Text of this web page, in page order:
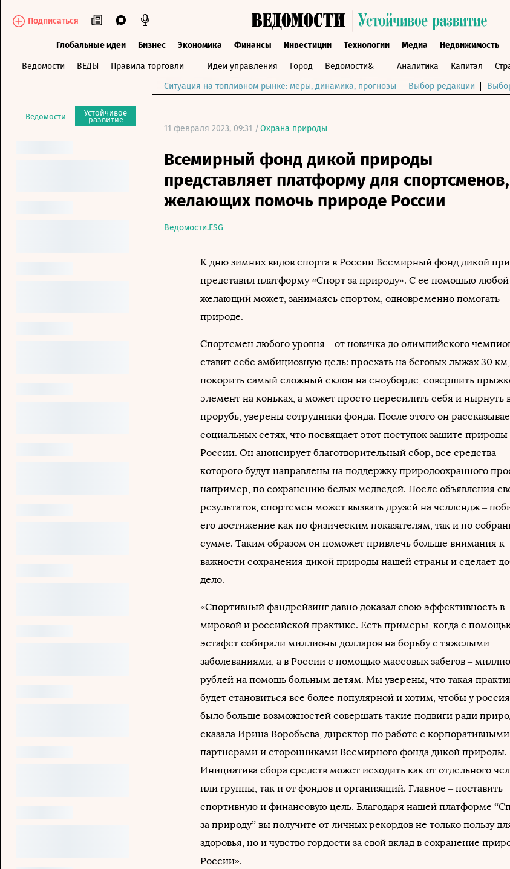
Подписаться
Глобальные идеи Бизнес Экономика Финансы Инвестиции Технологии Медиа Недвижимость
Ведомости ВЕДЫ Правила торговли Идеи управления Город Ведомости& Аналитика Капитал
Ведомости Устойчивое
развитие
Ситуация на топливном рынке: меры, динамика, прогнозы Выбор редакции
11 февраля 2023, 09:31 /Охрана природы
Всемирный фонд дикой природы
представляет платформу для спортсменов,
желающих помочь природе России
Ведомости.ESG
К дню зимних видов спорта в России Всемирный фонд дикой
представил платформу «Спорт за природу». С ее помощью любой
желающий может, занимаясь спортом, одновременно помогать
природе.
Спортсмен любого уровня – от новичка до олимпийского
ставит себе амбициозную цель: проехать на беговых лыжах 30 км,
покорить самый сложный склон на сноуборде, совершить
элемент на коньках, а может просто пересилить себя и нырнуть
прорубь, уверены сотрудники фонда. После этого он
социальных сетях, что посвящает этот поступок защите природы
России. Он анонсирует благотворительный сбор, все средства
которого будут направлены на поддержку природоохранного
например, по сохранению белых медведей. После объявления
результатов, спортсмен может вызвать друзей на челлендж –
его достижение как по физическим показателям, так и по
сумме. Таким образом он поможет привлечь больше внимания к
важности сохранения дикой природы нашей страны и сделает
дело.
«Спортивный фандрейзинг давно доказал свою эффективность в
мировой и российской практике. Есть примеры, когда с
эстафет собирали миллионы долларов на борьбу с тяжелыми
заболеваниями, а в России с помощью массовых забегов –
рублей на помощь больным детям. Мы уверены, что такая
будет становиться все более популярной и хотим, чтобы у
было больше возможностей совершать такие подвиги ради
сказала Ирина Воробьева, директор по работе с корпоративными
партнерами и сторонниками Всемирного фонда дикой природы.
Инициатива сбора средств может исходить как от отдельного
или группы, так и от фондов и организаций. Главное – поставить
спортивную и финансовую цель. Благодаря нашей платформе
за природу” вы получите от личных рекордов не только пользу
здоровья, но и чувство гордости за свой вклад в сохранение
России».